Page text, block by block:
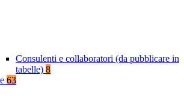
Consulenti e collaboratori (da pubblicare in
tabelle) 8
63